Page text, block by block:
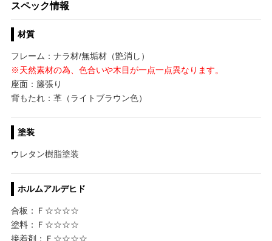
スペック情報
材質
フレーム：ナラ材/無垢材（艶消し）
※天然素材の為、色合いや木目が一点一点異なります。
座面：籐張り
背もたれ：革（ライトブラウン色）
塗装
ウレタン樹脂塗装
ホルムアルデヒド
合板：Ｆ☆☆☆☆
塗料：Ｆ☆☆☆☆
接着剤：Ｆ☆☆☆☆